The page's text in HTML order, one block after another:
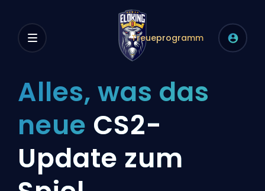
Treueprogramm
Alles, was das
neue CS2-
Update zum